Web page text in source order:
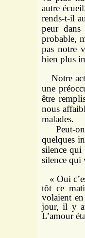
autre
rends-t-il
peur
probable,
pas notre
bien plus
Notre
une
être
nous
malades.
Peut-on
quelques
silence qui
silence qui
« Oui
tôt ce
volaient
jour, il y
L’amour